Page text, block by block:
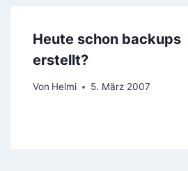
Heute schon backups
erstellt?
Von Helmi 5. März 2007